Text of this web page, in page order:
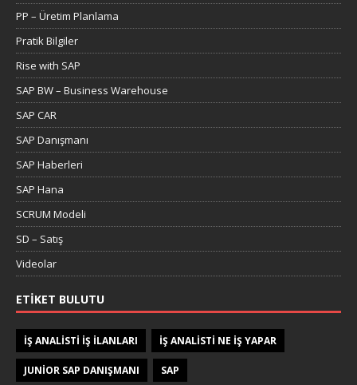
PP – Üretim Planlama
Pratik Bilgiler
Rise with SAP
SAP BW – Business Warehouse
SAP CAR
SAP Danışmanı
SAP Haberleri
SAP Hana
SCRUM Modeli
SD – Satış
Videolar
ETIKET BULUTU
IŞ ANALISTI IŞ ILANLARI IŞ ANALISTI NE IŞ YAPAR
JUNIOR SAP DANIŞMANI SAP